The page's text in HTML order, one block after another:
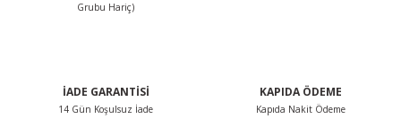
Grubu Hariç)
İADE GARANTİSİ
14 Gün Koşulsuz İade
KAPIDA ÖDEME
Kapıda Nakit Ödeme